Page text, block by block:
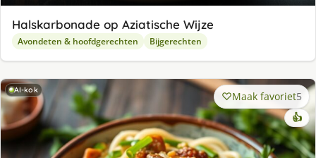
Halskarbonade op Aziatische Wijze
Avondeten & hoofdgerechten Bijgerechten
AI-kok Maak favoriet5
👍